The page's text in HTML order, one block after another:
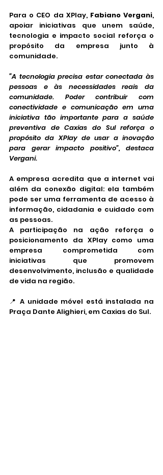
Para o CEO da XPlay, Fabiano Vergani,
apoiar iniciativas que unem saúde,
tecnologia e impacto social reforça o
propósito da empresa junto à
comunidade.
“A tecnologia precisa estar conectada às
pessoas e às necessidades reais da
comunidade. Poder contribuir com
conectividade e comunicação em uma
iniciativa tão importante para a saúde
preventiva de Caxias do Sul reforça o
propósito da XPlay de usar a inovação
para gerar impacto positivo”, destaca
Vergani.
A empresa acredita que a internet vai
além da conexão digital: ela também
pode ser uma ferramenta de acesso à
informação, cidadania e cuidado com
as pessoas.
A participação na ação reforça o
posicionamento da XPlay como uma
empresa comprometida com
iniciativas que promovem
desenvolvimento, inclusão e qualidade
de vida na região.
📍 A unidade móvel está instalada na
Praça Dante Alighieri, em Caxias do Sul.